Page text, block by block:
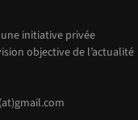
initiative privée
objective de l’actualité